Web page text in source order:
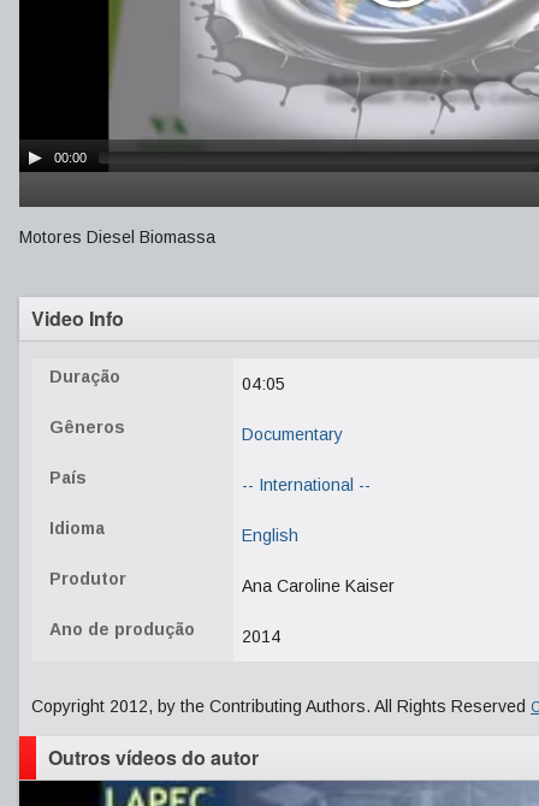
00:00
Motores Diesel Biomassa
Video Info
Duração 04:05
Gêneros Documentary
País -- International --
Idioma English
Produtor Ana Caroline Kaiser
Ano de produção 2014
Copyright 2012, by the Contributing Authors. All Rights Reserved
Outros vídeos do autor